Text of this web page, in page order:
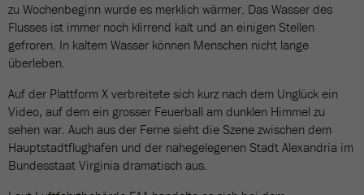
zu Wochenbeginn wurde es merklich wärmer. Das Wasser des
Flusses ist immer noch klirrend kalt und an einigen Stellen
gefroren. In kaltem Wasser können Menschen nicht lange
überleben.
Auf der Plattform X verbreitete sich kurz nach dem Unglück ein
Video, auf dem ein grosser Feuerball am dunklen Himmel zu
sehen war. Auch aus der Ferne sieht die Szene zwischen dem
Hauptstadtflughafen und der nahegelegenen Stadt Alexandria im
Bundesstaat Virginia dramatisch aus.